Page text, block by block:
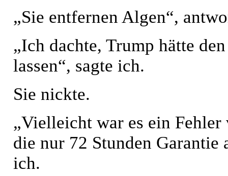
„Sie entfernen Algen“,
„Ich dachte, Trump hätte
lassen“, sagte ich.
Sie nickte.
„Vielleicht war es ein
die nur 72 Stunden Garantie
ich.